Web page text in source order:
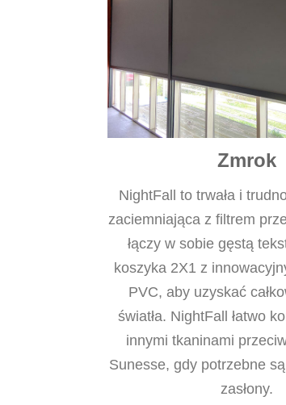
Zmrok
NightFall to trwała i
zaciemniająca z filtrem
łączy w sobie gęstą
koszyka 2X1 z
PVC, aby uzyskać
światła. NightFall łatwo
innymi tkaninami
Sunesse, gdy potrzebne
zasłony.